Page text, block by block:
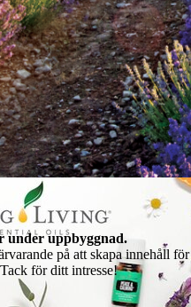
under uppbyggnad.
på att skapa innehåll
för ditt intresse!